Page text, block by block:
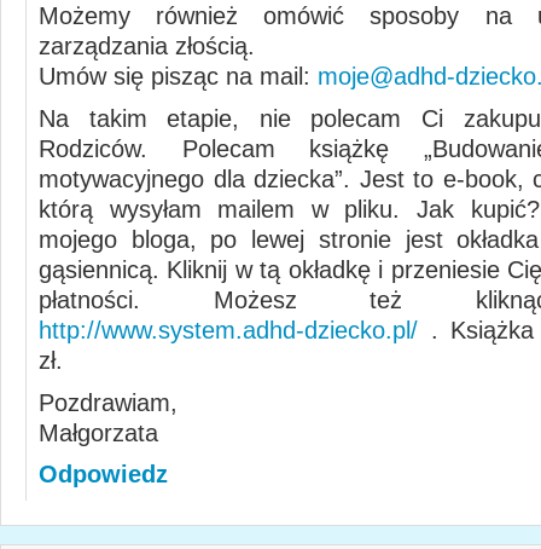
Możemy również omówić sposoby na
zarządzania złością.
Umów się pisząc na mail: moje@adhd-
Na takim etapie, nie polecam Ci
Rodziców. Polecam książkę
motywacyjnego dla dziecka”. Jest to e-book,
którą wysyłam mailem w pliku. Jak
mojego bloga, po lewej stronie jest
gąsiennicą. Kliknij w tą okładkę i przeniesie
płatności. Możesz też
http://www.system.adhd-dziecko.pl/ .
zł.
Pozdrawiam,
Małgorzata
Odpowiedz